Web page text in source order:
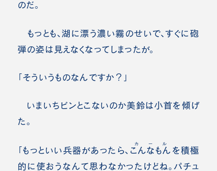
のだ。
もっとも、湖に漂う濃い霧のせいで、すぐに砲
弾の姿は見えなくなってしまったが。
「そういうものなんですか？」
いまいちピンとこないのか美鈴は小首を傾げ
た。
「もっといい兵器があったら、 こんなもん
カール
を積極
的に使おうなんて思わなかったけどね。パチュ